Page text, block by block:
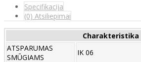
Specifikacija
(0) Atsiliepimai
Charakteristika
ATSPARUMAS
SMŪGIAMS
IK 06